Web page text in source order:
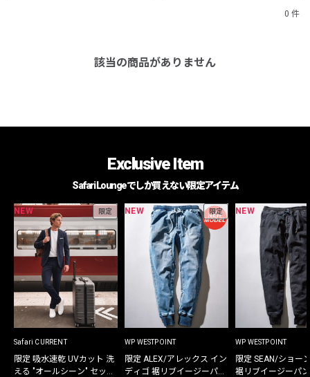
0 件
該当の商品がありません
Exclusive Item
Safari Loungeでしか買えない限定アイテム
NEW 限定
Safari CURRENT
限定 吸水速乾 UVカット 洗
える "オールシーン" セット
NEW 限定
WP WESTPOINT
限定 ALEX/アレックス イン
ディゴ 裾リブイージーパン
NEW
WP WESTPOINT
限定 SEAN/ショー
裾リブイージーパ